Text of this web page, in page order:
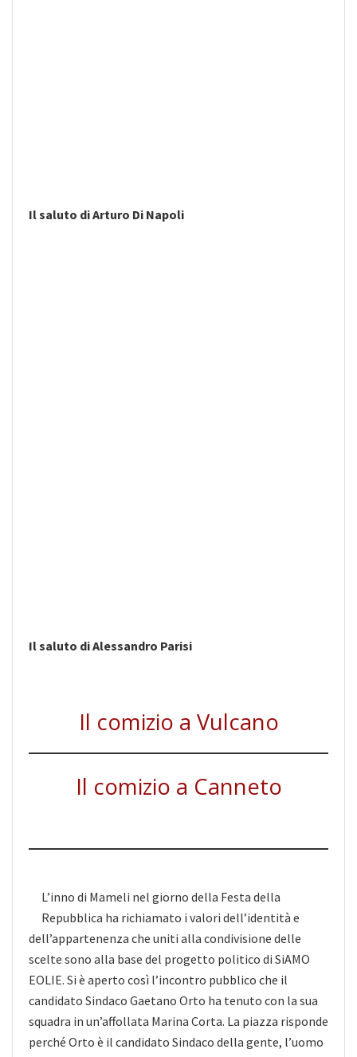
Il saluto di Arturo Di Napoli
Il saluto di Alessandro Parisi
Il comizio a Vulcano
Il comizio a Canneto
L’inno di Mameli nel giorno della Festa della
Repubblica ha richiamato i valori dell’identità e
dell’appartenenza che uniti alla condivisione delle
scelte sono alla base del progetto politico di SiAMO
EOLIE. Si è aperto così l’incontro pubblico che il
candidato Sindaco Gaetano Orto ha tenuto con la sua
squadra in un’affollata Marina Corta. La piazza risponde
perché Orto è il candidato Sindaco della gente, l’uomo